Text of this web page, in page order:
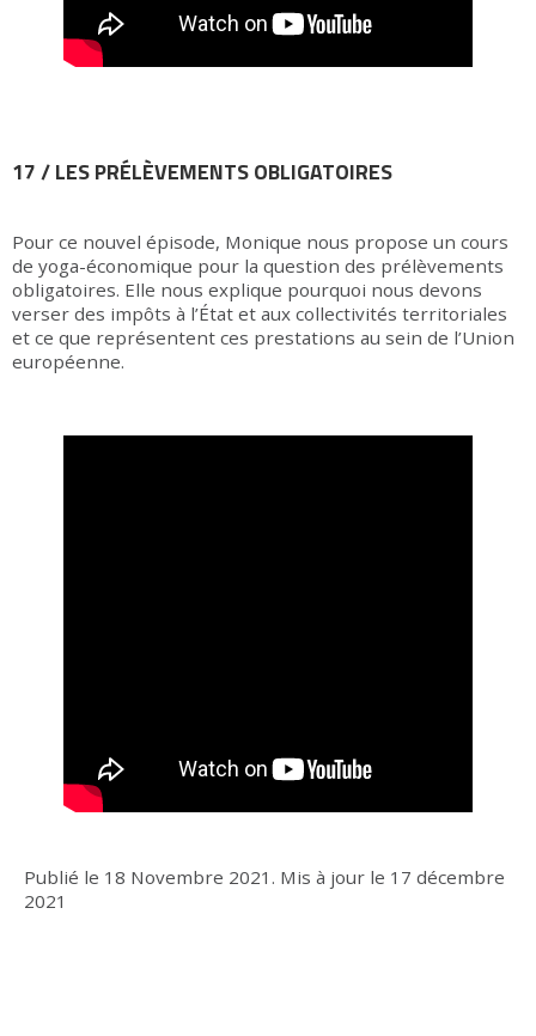
17 / LES PRÉLÈVEMENTS OBLIGATOIRES
Pour ce nouvel épisode, Monique nous propose un cours
de yoga-économique pour la question des prélèvements
obligatoires. Elle nous explique pourquoi nous devons
verser des impôts à l’État et aux collectivités territoriales
et ce que représentent ces prestations au sein de l’Union
européenne.
Publié le 18 Novembre 2021 . Mis à jour le 17 décembre
2021